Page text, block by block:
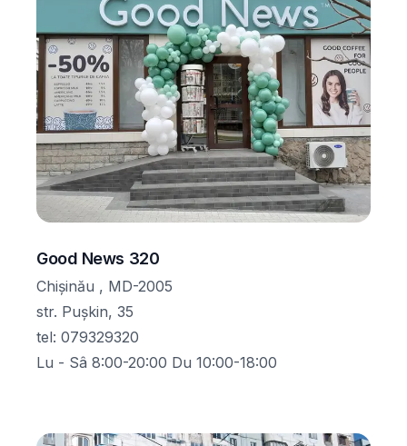
Good News 320
Chișinău , MD-2005
str. Pușkin, 35
tel: 079329320
Lu - Sâ 8:00-20:00 Du 10:00-18:00